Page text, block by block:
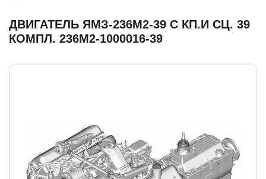
ДВИГАТЕЛЬ ЯМЗ-236М2-39 С КП.И СЦ. 39
КОМПЛ. 236М2-1000016-39